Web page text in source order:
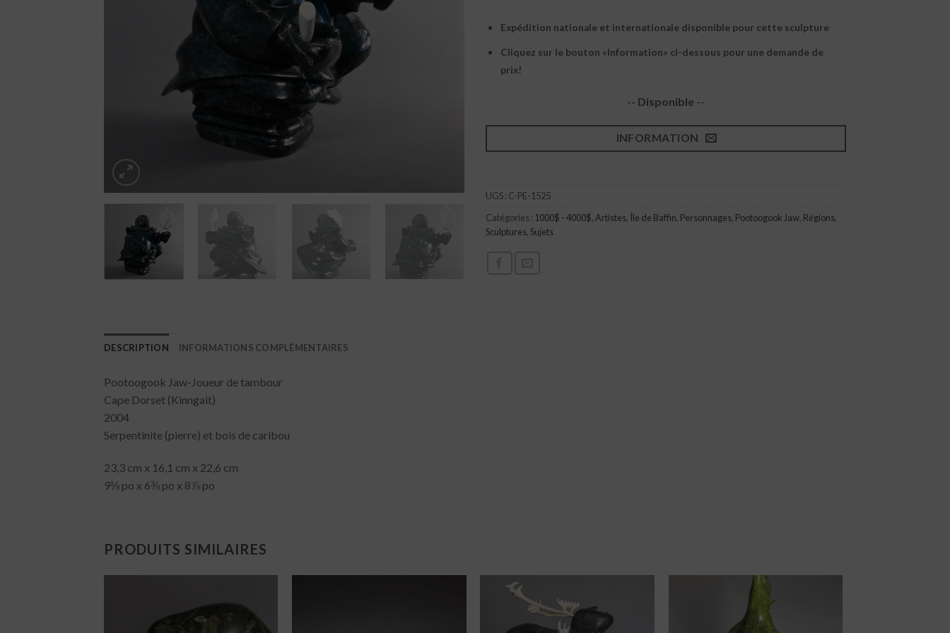
Expédition nationale et internationale disponible pour cette sculpture
Cliquez sur le bouton «Information» ci-dessous pour une demande de
prix!
-- Disponible --
INFORMATION
UGS : C-PE-1525
Catégories : 1000$ - 4000$, Artistes, Île de Baffin, Personnages, Pootoogook Jaw, Régions,
Sculptures, Sujets
DESCRIPTION INFORMATIONS COMPLÉMENTAIRES
Pootoogook Jaw-Joueur de tambour
Cape Dorset (Kinngait)
2004
Serpentinite (pierre) et bois de caribou
23,3 cm x 16,1 cm x 22,6 cm
9⅛ po x 6⅜ po x 8⅞ po
PRODUITS SIMILAIRES